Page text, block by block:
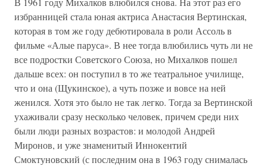
избранницей стала юная актриса Анастасия Вертинская,
которая в том же году дебютировала в роли Ассоль в
фильме «Алые паруса». В нее тогда влюбились чуть ли не
все подростки Советского Союза, но Михалков пошел
дальше всех: он поступил в то же театральное училище,
что и она (Щукинское), а чуть позже и вовсе на ней
женился. Хотя это было не так легко. Тогда за Вертинской
ухаживали сразу несколько человек, причем среди них
были люди разных возрастов: и молодой Андрей
Миронов, и уже знаменитый Иннокентий
Смоктуновский (с последним она в 1963 году снималась